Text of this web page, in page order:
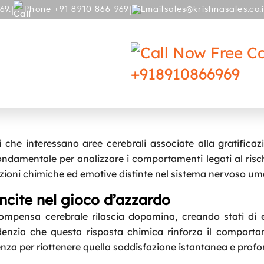
| Phone +91 8910 866 969 |
Free
+918910866969
interessano aree cerebrali associate alla
per analizzare i comportamenti legati al
chimiche ed emotive distinte nel sistema nervoso
nel gioco d’azzardo
cerebrale rilascia dopamina, creando stati di
che questa risposta chimica rinforza il
per riottenere quella soddisfazione istantanea e